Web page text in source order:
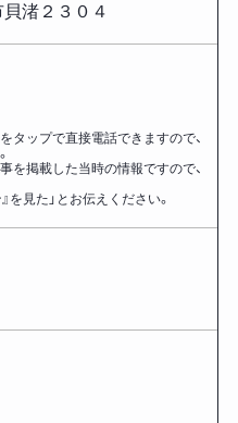
渚２３０４
ップで直接電話できますので、
を掲載した当時の情報ですので、
を見た」とお伝えください。